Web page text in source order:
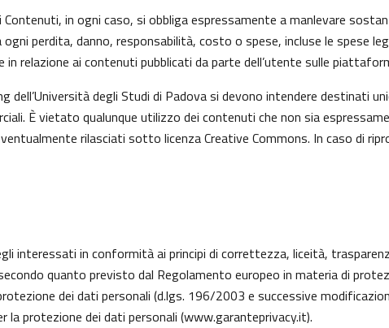
in ogni caso, si obbliga espressamente a manlevare
perdita, danno, responsabilità, costo o spese, incluse le spese
relazione ai contenuti pubblicati da parte dell’utente sulle
degli Studi di Padova si devono intendere destinati
È vietato qualunque utilizzo dei contenuti che non sia
rilasciati sotto licenza Creative Commons. In caso di
interessati in conformità ai principi di correttezza, liceità,
quanto previsto dal Regolamento europeo in materia di
dei dati personali (d.lgs. 196/2003 e successive
la protezione dei dati personali (www.garanteprivacy.it).